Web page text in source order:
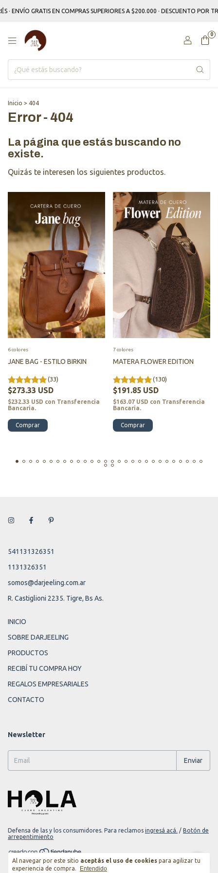
· ENVÍO GRATIS EN COMPRAS SUPERIORES A $200.000 · DESCUENTO POR
0
Al navegar por este sitio aceptás el uso de cookies para agilizar tu
experiencia de compra.
Entendido
Inicio > 404
Error - 404
La página que estás buscando no
existe.
Quizás te interesen los siguientes productos.
JANE BAG - ESTILO BIRKIN
(33)
$273.33 USD
$232.33 USD con Transferencia
Bancaria.
6 colores
Comprar
MATERA FLOWER EDITION
(130)
$191.85 USD
$163.07 USD con Transferencia
Bancaria.
7 colores
Comprar
541131326351
1131326351
somos@darjeeling.com.ar
R. Castiglioni 2235. Tigre, Bs As.
INICIO
SOBRE DARJEELING
PRODUCTOS
RECIBÍ TU COMPRA HOY
REGALOS EMPRESARIALES
CONTACTO
Newsletter
Defensa de las y los consumidores. Para reclamos ingresá acá. / Botón de
arrepentimiento
Copyright Darjeeling Goods - 2026. Todos los derechos reservados.